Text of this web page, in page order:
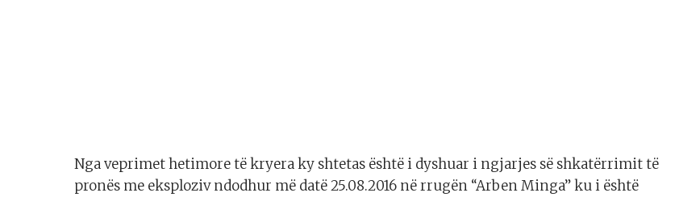
Nga veprimet hetimore të kryera ky shtetas është i dyshuar i ngjarjes së shkatërrimit të
pronës me eksploziv ndodhur më datë 25.08.2016 në rrugën “Arben Minga” ku i është